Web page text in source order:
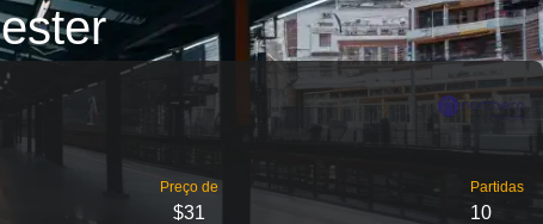
Preço de
$31
Partidas
10